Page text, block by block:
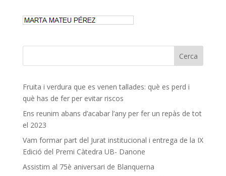
Fruita i verdura que es venen tallades: què es perd i
què has de fer per evitar riscos
Ens reunim abans d’acabar l’any per fer un repàs de tot
el 2023
Vam formar part del Jurat institucional i entrega de la IX
Edició del Premi Càtedra UB- Danone
Assistim al 75è aniversari de Blanquerna